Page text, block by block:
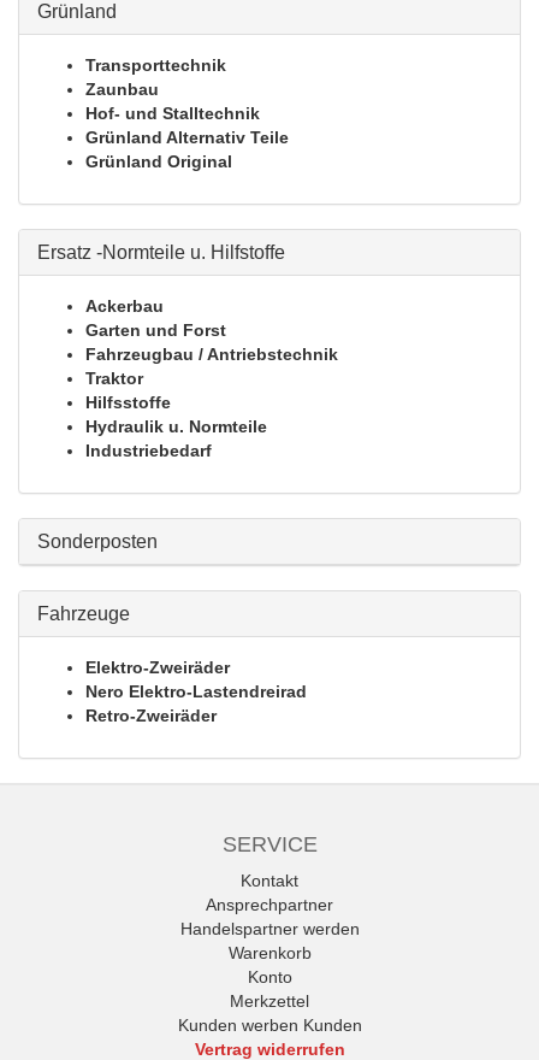
Grünland
Transporttechnik
Zaunbau
Hof- und Stalltechnik
Grünland Alternativ Teile
Grünland Original
Ersatz -Normteile u. Hilfstoffe
Ackerbau
Garten und Forst
Fahrzeugbau / Antriebstechnik
Traktor
Hilfsstoffe
Hydraulik u. Normteile
Industriebedarf
Sonderposten
Fahrzeuge
Elektro-Zweiräder
Nero Elektro-Lastendreirad
Retro-Zweiräder
SERVICE
Kontakt
Ansprechpartner
Handelspartner werden
Warenkorb
Konto
Merkzettel
Kunden werben Kunden
Vertrag widerrufen